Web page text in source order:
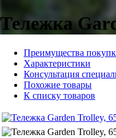
Тележка
Преимущества
Характеристики
Консультация
Похожие товары
К списку товаров